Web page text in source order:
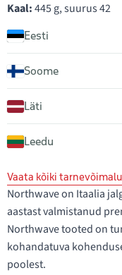
Kaal:445 g, suurus 42
Eesti
Soome
Läti
Leedu
Vaata kõiki
Northwave on Itaalia
aastast valmistanud
Northwave tooted on
kohandatuva
poolest.